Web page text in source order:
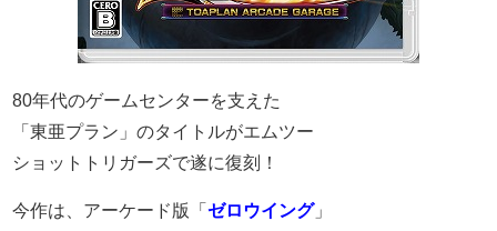
80年代のゲームセンターを支えた
「東亜プラン」のタイトルがエムツー
ショットトリガーズで遂に復刻！
今作は、アーケード版「ゼロウイング」